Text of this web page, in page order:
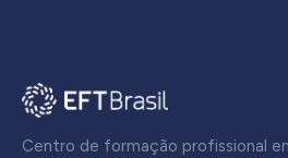
Centro de formação profissional